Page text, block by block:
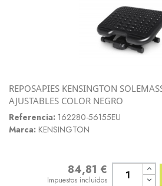
REPOSAPIES KENSINGTON
AJUSTABLES COLOR NEGRO
Referencia: 162280-56155EU
Marca: KENSINGTON
Precio84,81 €
Impuestos incluidos